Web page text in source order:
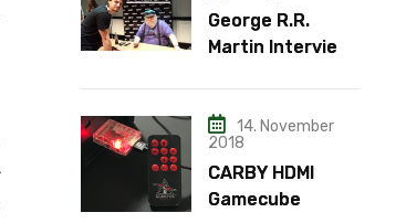
George R.R.
Martin Interview
14. November
2018
CARBY HDMI
Gamecube